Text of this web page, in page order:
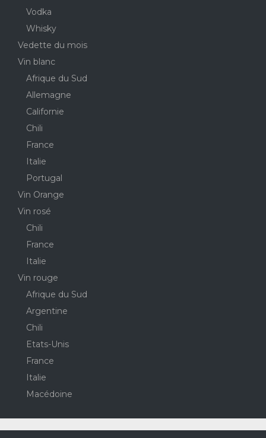
Vodka
Whisky
Vedette du mois
Vin blanc
Afrique du Sud
Allemagne
Californie
Chili
France
Italie
Portugal
Vin Orange
Vin rosé
Chili
France
Italie
Vin rouge
Afrique du Sud
Argentine
Chili
Etats-Unis
France
Italie
Macédoine